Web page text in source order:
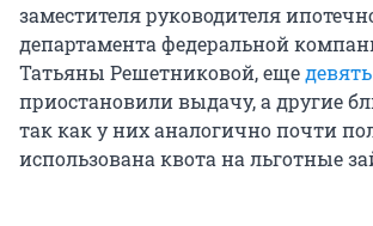
заместителя руководителя
департамента федеральной
Татьяны Решетниковой, еще
приостановили выдачу, а другие
так как у них аналогично почти
использована квота на льготные